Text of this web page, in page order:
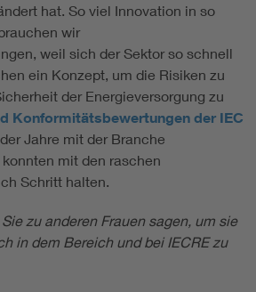
hat. So viel Innovation in so
wir
weil sich der Sektor so schnell
ein Konzept, um die Risiken zu
der Energieversorgung zu
Konformitätsbewertungen der IEC
Jahre mit der Branche
mit den raschen
Schritt halten.
zu anderen Frauen sagen, um sie
in dem Bereich und bei IECRE zu